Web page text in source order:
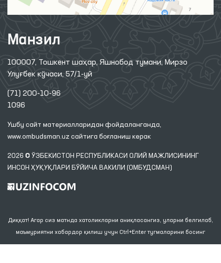
Манзил
100007, Тошкент шаҳар, Яшнобод тумани, Мирзо
Улуғбек кўчаси, 57/1-уй
(71) 200-10-96
1096
Ушбу сайт материалларидан фойдаланганда,
www.ombudsman.uz сайтига боғланиш керак
2026 © ЎЗБЕКИСТОН РЕСПУБЛИКАСИ ОЛИЙ МАЖЛИСИНИНГ
ИНСОН ҲУҚУҚЛАРИ БЎЙИЧА ВАКИЛИ (ОМБУДСМАН)
Диққат! Агар сиз матнда хатоликларни аниқласангиз, уларни белгилаб,
маъмуриятни хабардор қилиш учун Ctrl+Enter тугмаларини босинг